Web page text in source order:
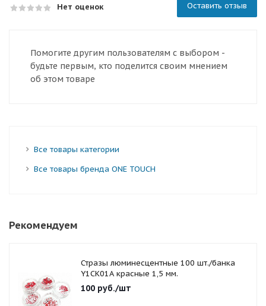
Нет оценок Оставить отзыв
Помогите другим пользователям с выбором -
будьте первым, кто поделится своим мнением
об этом товаре
Все товары категории
Все товары бренда ONE TOUCH
Рекомендуем
Стразы люминесцентные 100 шт./банка
Y1CK01A красные 1,5 мм.
100 руб./шт